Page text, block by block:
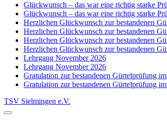
Glückwunsch – das war eine richtig starke
Glückwunsch – das war eine richtig starke
Herzlichen Glückwunsch zur bestandenen
Herzlichen Glückwunsch zur bestandenen
Herzlichen Glückwunsch zur bestandenen
Herzlichen Glückwunsch zur bestandenen
Lehrgang November 2026
Lehrgang November 2026
Gratulation zur bestandenen Gürtelprüfung
Gratulation zur bestandenen Gürtelprüfung
TSV Sielmingen e.V.